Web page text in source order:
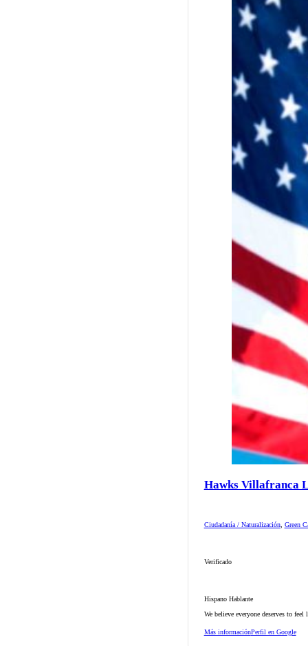
Hawks Villafranca
Ciudadanía / Naturalización, Green
Verificado
Hispano Hablante
We believe everyone deserves to
Más informaciónPerfil en Google